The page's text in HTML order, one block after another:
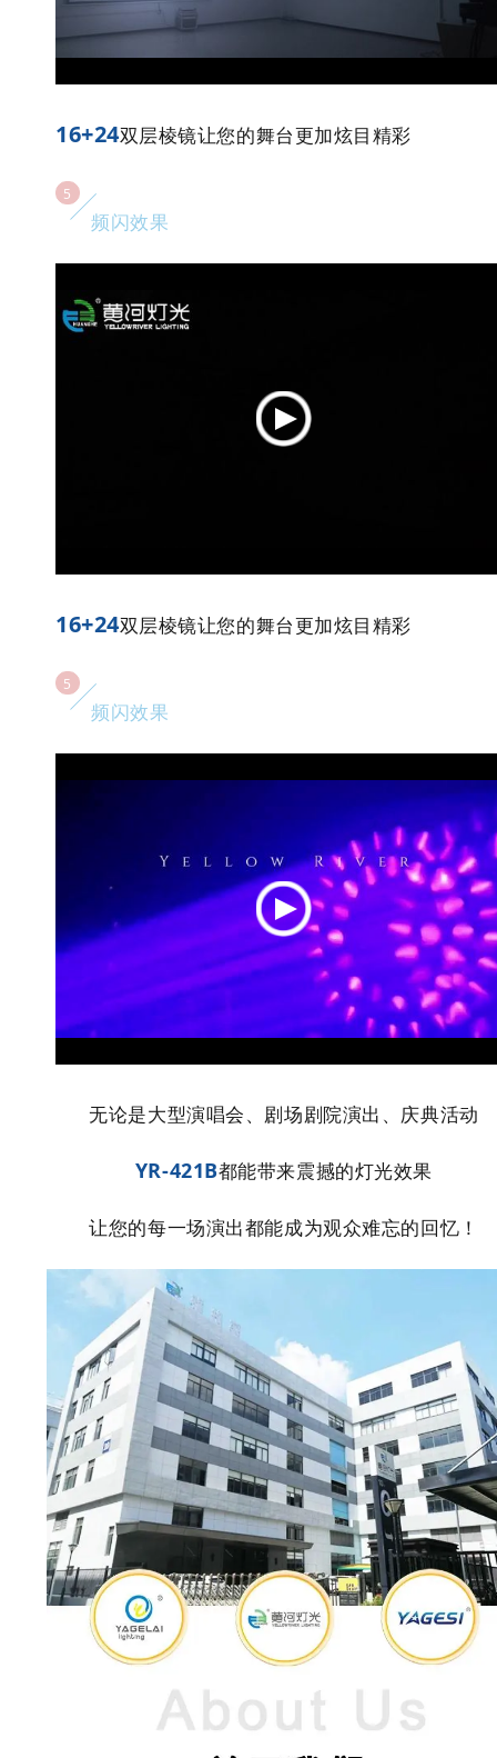
16+24双层棱镜让您的舞台更加炫目精彩
5
频闪效果
16+24双层棱镜让您的舞台更加炫目精彩
5
频闪效果
无论是大型演唱会、剧场剧院演出、庆典活动
YR-421B都能带来震撼的灯光效果
让您的每一场演出都能成为观众难忘的回忆！